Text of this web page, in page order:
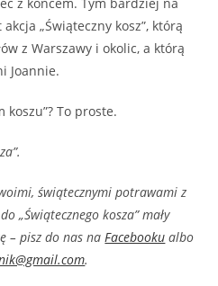
z końcem. Tym bardziej na
„Świąteczny kosz”, którą
z Warszawy i okolic, a którą
Joannie.
koszu”? To proste.
świątecznymi potrawami z
„Świątecznego kosza” mały
– pisz do nas naFacebooku albo
.